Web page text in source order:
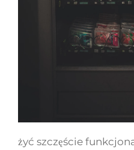
żyć szczęście